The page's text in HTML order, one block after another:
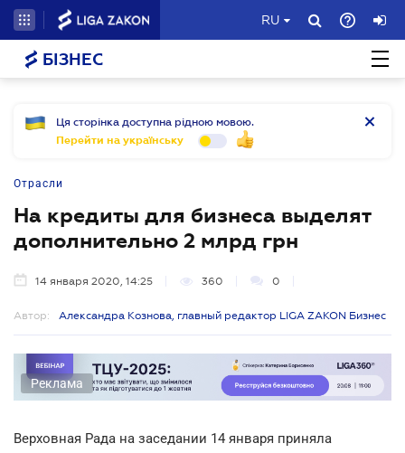
RU
БІЗНЕС
Ця сторінка доступна рідною мовою.
Перейти на українську
Отрасли
На кредиты для бизнеса выделят
дополнительно 2 млрд грн
14 января 2020, 14:25 360 0
Автор: Александра Кознова, главный редактор LIGA ZAKON Бизнес
Реклама
Верховная Рада на заседании 14 января приняла